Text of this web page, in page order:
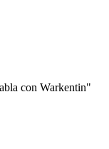
con Warkentin"